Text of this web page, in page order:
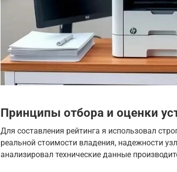
Принципы отбора и оценки
Для составления рейтинга я использовал
реальной стоимости владения, надежности
анализировал технические данные